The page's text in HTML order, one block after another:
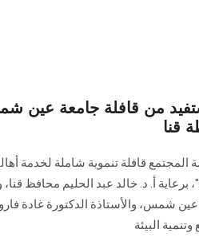
من قافلة جامعة عين
قنا
قافلة تنموية شاملة لخدمة
برعاية أ. د. خالد عبد الحليم محافظ
عين شمس، والأستاذة الدكتورة غادة
البيئة